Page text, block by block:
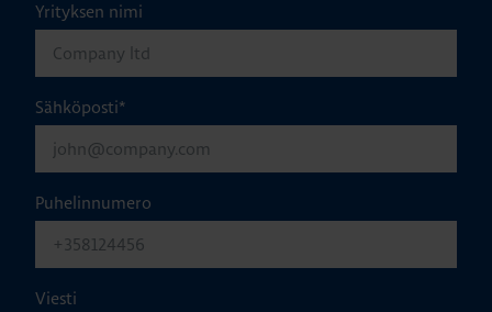
Yrityksen nimi
Sähköposti*
Puhelinnumero
Viesti